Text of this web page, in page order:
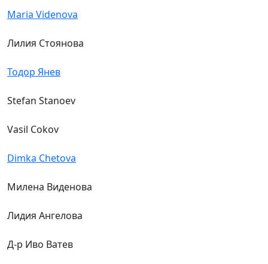
Maria Videnova
Лилия Стоянова
Тодор Янев
Stefan Stanoev
Vasil Cokov
Dimka Chetova
Милена Виденова
Лидия Ангелова
Д-р Иво Ватев